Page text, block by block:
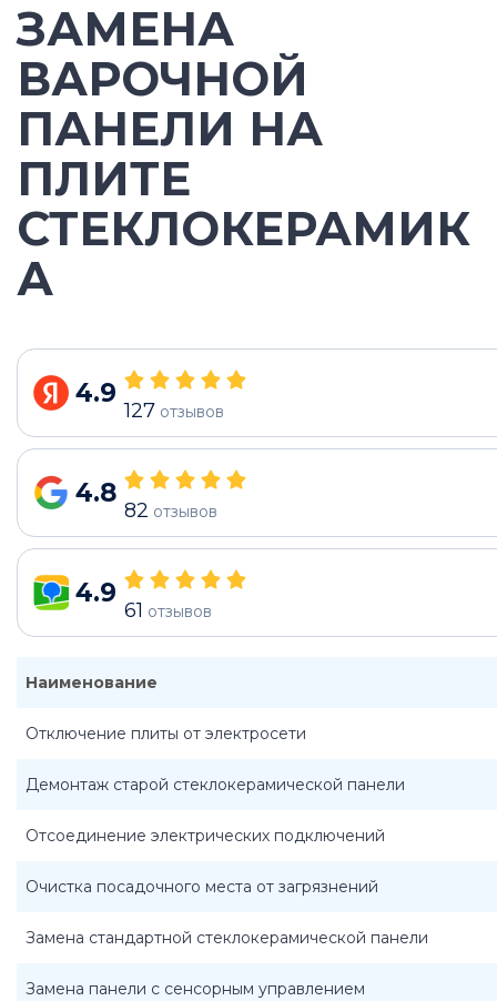
ЗАМЕНА
ВАРОЧНОЙ
ПАНЕЛИ НА
ПЛИТЕ
СТЕКЛОКЕРАМИК
А
4.9
127 отзывов
4.8
82 отзывов
4.9
61 отзывов
Наименование
Отключение плиты от электросети
Демонтаж старой стеклокерамической панели
Отсоединение электрических подключений
Очистка посадочного места от загрязнений
Замена стандартной стеклокерамической панели
Замена панели с сенсорным управлением